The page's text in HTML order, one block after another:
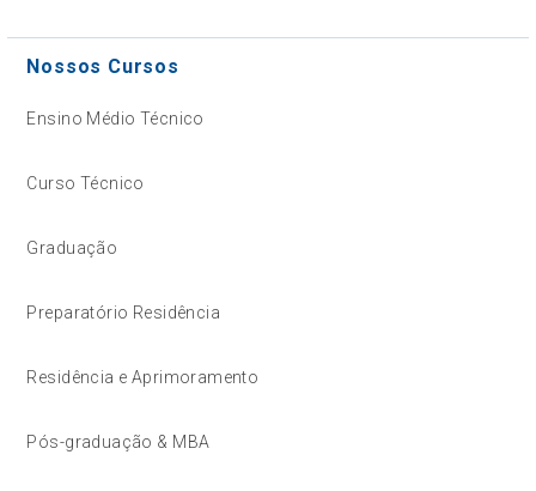
Nossos Cursos
Ensino Médio Técnico
Curso Técnico
Graduação
Preparatório Residência
Residência e Aprimoramento
Pós-graduação & MBA